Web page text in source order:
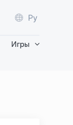
Ру
Игры